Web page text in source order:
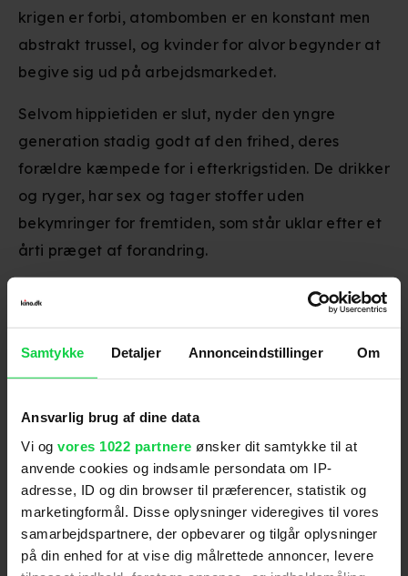
Samtykke Detaljer Annonceindstillinger Om
Ansvarlig brug af dine data
Vi og vores 1022 partnere ønsker dit samtykke til at
anvende cookies og indsamle persondata om IP-
adresse, ID og din browser til præferencer, statistik og
marketingformål. Disse oplysninger videregives til vores
samarbejdspartnere, der opbevarer og tilgår oplysninger
på din enhed for at vise dig målrettede annoncer, levere
Premiere: 16.02.2017
Skuespillere:Elle Fanning,Annette Bening, Greta
krigen er forbi, atombomben er en konstant men
abstrakt trussel, og kvinder for alvor begynder at
begive sig ud på arbejdsmarkedet.
Selvom hippietiden er slut, nyder den yngre
generation stadig godt af den frihed, deres
forældre kæmpede for i efterkrigstiden. De drikker
og ryger, har sex og tager stoffer uden
bekymringer for fremtiden, som står uklar efter et
årti præget af forandring.
Beginners, som
vandt en Oscar for bedste mandlige birolle.
Annette Bening er nu spået til sin femte Oscar-
nominering, som bedste kvindelige skuespiller, for
tid haft den originale title '20th Century
Women'. (copyright: kino.dk)